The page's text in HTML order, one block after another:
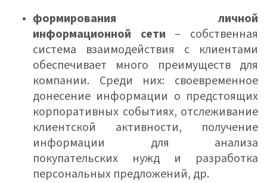
формирования личной
информационной сети – собственная
система взаимодействия с клиентами
обеспечивает много преимуществ для
компании. Среди них: своевременное
донесение информации о предстоящих
корпоративных событиях, отслеживание
клиентской активности, получение
информации для анализа
покупательских нужд и разработка
персональных предложений, др.